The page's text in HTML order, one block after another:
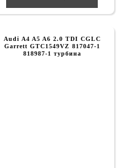
Audi A4 A5 A6 2.0 TDI CGLC
Garrett GTC1549VZ 817047-1
818987-1 турбина